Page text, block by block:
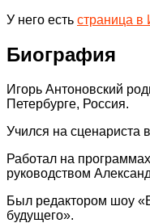
У него есть страница в
Биография
Игорь Антоновский
Петербурге, Россия.
Учился на сценариста
Работал на
руководством
Был редактором шоу
будущего».